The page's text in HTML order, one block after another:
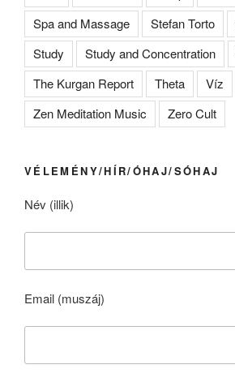
Spa and Massage
Stefan Torto
Study
Study and Concentration
The Kurgan Report
Theta Víz
Zen Meditation Music
Zero Cult
VÉLEMÉNY/HÍR/ÓHAJ/SÓHAJ
Név (illik)
Email (muszáj)